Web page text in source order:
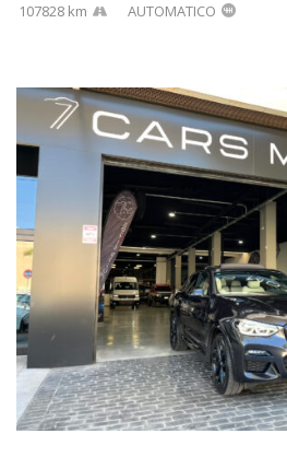
107828 km AUTOMATICO